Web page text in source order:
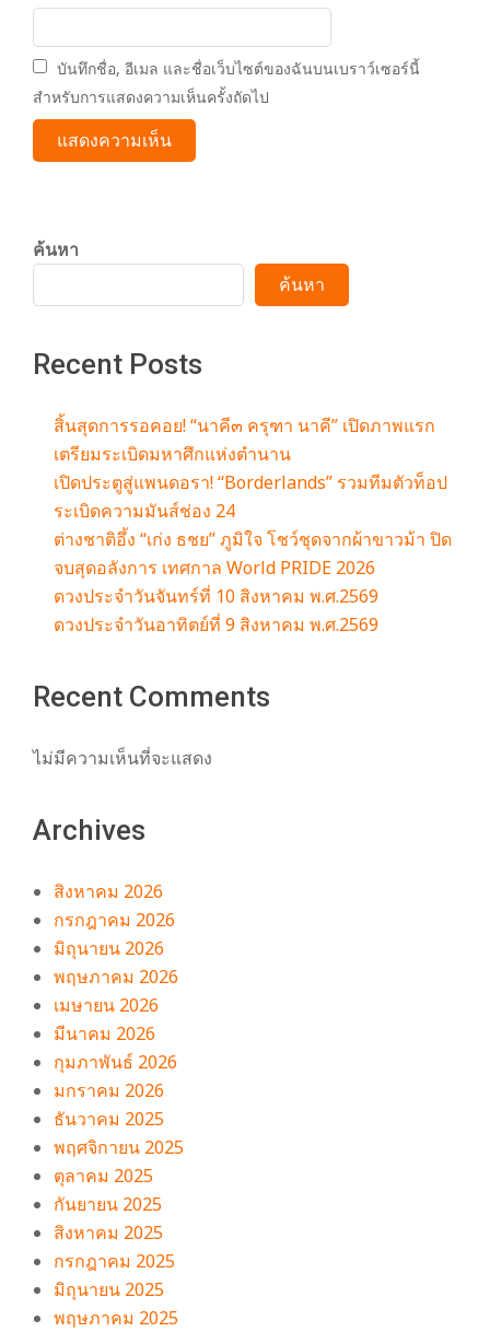
บันทึกชื่อ, อีเมล และชื่อเว็บไซต์ของฉันบนเบราว์เซอร์นี้
สำหรับการแสดงความเห็นครั้งถัดไป
ค้นหา
ค้นหา
Recent Posts
สิ้นสุดการรอคอย! “นาคี๓ ครุฑา นาคี” เปิดภาพแรก
เตรียมระเบิดมหาศึกแห่งตำนาน
เปิดประตูสู่แพนดอรา! “Borderlands” รวมทีมตัวท็อป
ระเบิดความมันส์ช่อง 24
ต่างชาติอึ้ง “เก่ง ธชย” ภูมิใจ โชว์ชุดจากผ้าขาวม้า ปิด
จบสุดอลังการ เทศกาล World PRIDE 2026
ดวงประจำวันจันทร์ที่ 10 สิงหาคม พ.ศ.2569
ดวงประจำวันอาทิตย์ที่ 9 สิงหาคม พ.ศ.2569
Recent Comments
ไม่มีความเห็นที่จะแสดง
Archives
สิงหาคม 2026
กรกฎาคม 2026
มิถุนายน 2026
พฤษภาคม 2026
เมษายน 2026
มีนาคม 2026
กุมภาพันธ์ 2026
มกราคม 2026
ธันวาคม 2025
พฤศจิกายน 2025
ตุลาคม 2025
กันยายน 2025
สิงหาคม 2025
กรกฎาคม 2025
มิถุนายน 2025
พฤษภาคม 2025